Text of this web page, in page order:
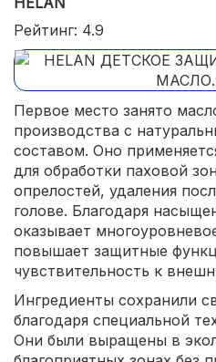
Рейтинг: 4.9
Первое место занято
производства с
составом. Оно
для обработки паховой
опрелостей, удаления
голове. Благодаря
оказывает
повышает защитные
чувствительность к
Ингредиенты сохранили
благодаря специальной
Они были выращены в